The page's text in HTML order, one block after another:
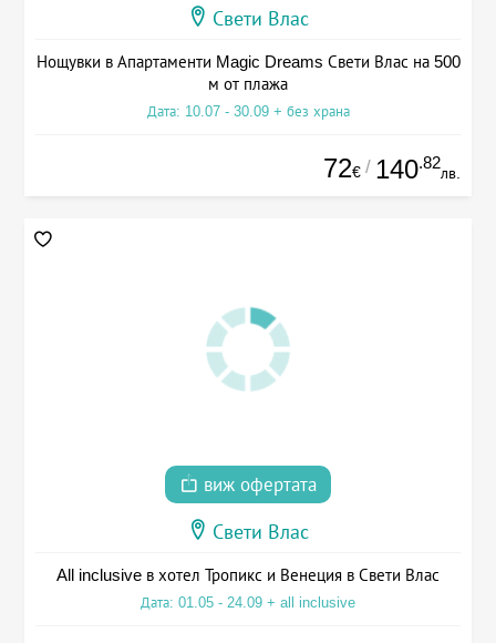
Свети Влас
Нощувки в Апартаменти Magic Dreams Свети Влас на 500
м от плажа
Дата: 10.07 - 30.09 + без храна
72€ / 140.82
лв.
виж офертата
Свети Влас
All inclusive в хотел Тропикс и Венеция в Свети Влас
Дата: 01.05 - 24.09 + all inclusive